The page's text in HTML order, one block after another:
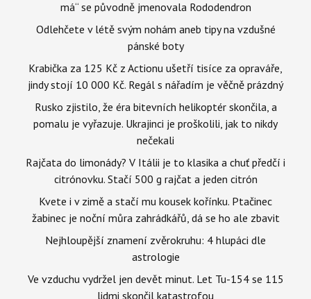
má“ se původně jmenovala Rododendron
Odlehčete v létě svým nohám aneb tipy na vzdušné
pánské boty
Krabička za 125 Kč z Actionu ušetří tisíce za opraváře,
jindy stojí 10 000 Kč. Regál s nářadím je věčně prázdný
Rusko zjistilo, že éra bitevních helikoptér skončila, a
pomalu je vyřazuje. Ukrajinci je proškolili, jak to nikdy
nečekali
Rajčata do limonády? V Itálii je to klasika a chuť předčí i
citrónovku. Stačí 500 g rajčat a jeden citrón
Kvete i v zimě a stačí mu kousek kořínku. Ptačinec
žabinec je noční můra zahrádkářů, dá se ho ale zbavit
Nejhloupější znamení zvěrokruhu: 4 hlupáci dle
astrologie
Ve vzduchu vydržel jen devět minut. Let Tu-154 se 115
lidmi skončil katastrofou